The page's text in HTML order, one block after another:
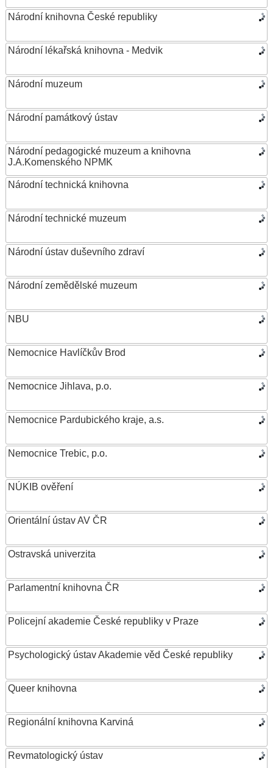
Národní knihovna České republiky
Národní lékařská knihovna - Medvik
Národní muzeum
Národní památkový ústav
Národní pedagogické muzeum a knihovna
J.A.Komenského NPMK
Národní technická knihovna
Národní technické muzeum
Národní ústav duševního zdraví
Národní zemědělské muzeum
NBU
Nemocnice Havlíčkův Brod
Nemocnice Jihlava, p.o.
Nemocnice Pardubického kraje, a.s.
Nemocnice Trebic, p.o.
NÚKIB ověření
Orientální ústav AV ČR
Ostravská univerzita
Parlamentní knihovna ČR
Policejní akademie České republiky v Praze
Psychologický ústav Akademie věd České republiky
Queer knihovna
Regionální knihovna Karviná
Revmatologický ústav